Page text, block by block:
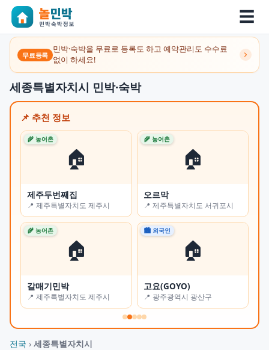
☰
무료등록
민박·숙박을 무료로 등록도 하고 예약관리도 수수료
없이 하세요!
세종특별자치시 민박·숙박
📌 추천 정보
🏠
🌾 농어촌
제주두번째집
📍 제주특별자치도 제주시
🏠
🌾 농어촌
오르막
📍 제주특별자치도 서귀포시
🏠
🌾 농어촌
갈매기민박
📍 제주특별자치도 제주시
🏠
🏙 외국인
고요(GOYO)
📍 광주광역시 광산구
전국 › 세종특별자치시